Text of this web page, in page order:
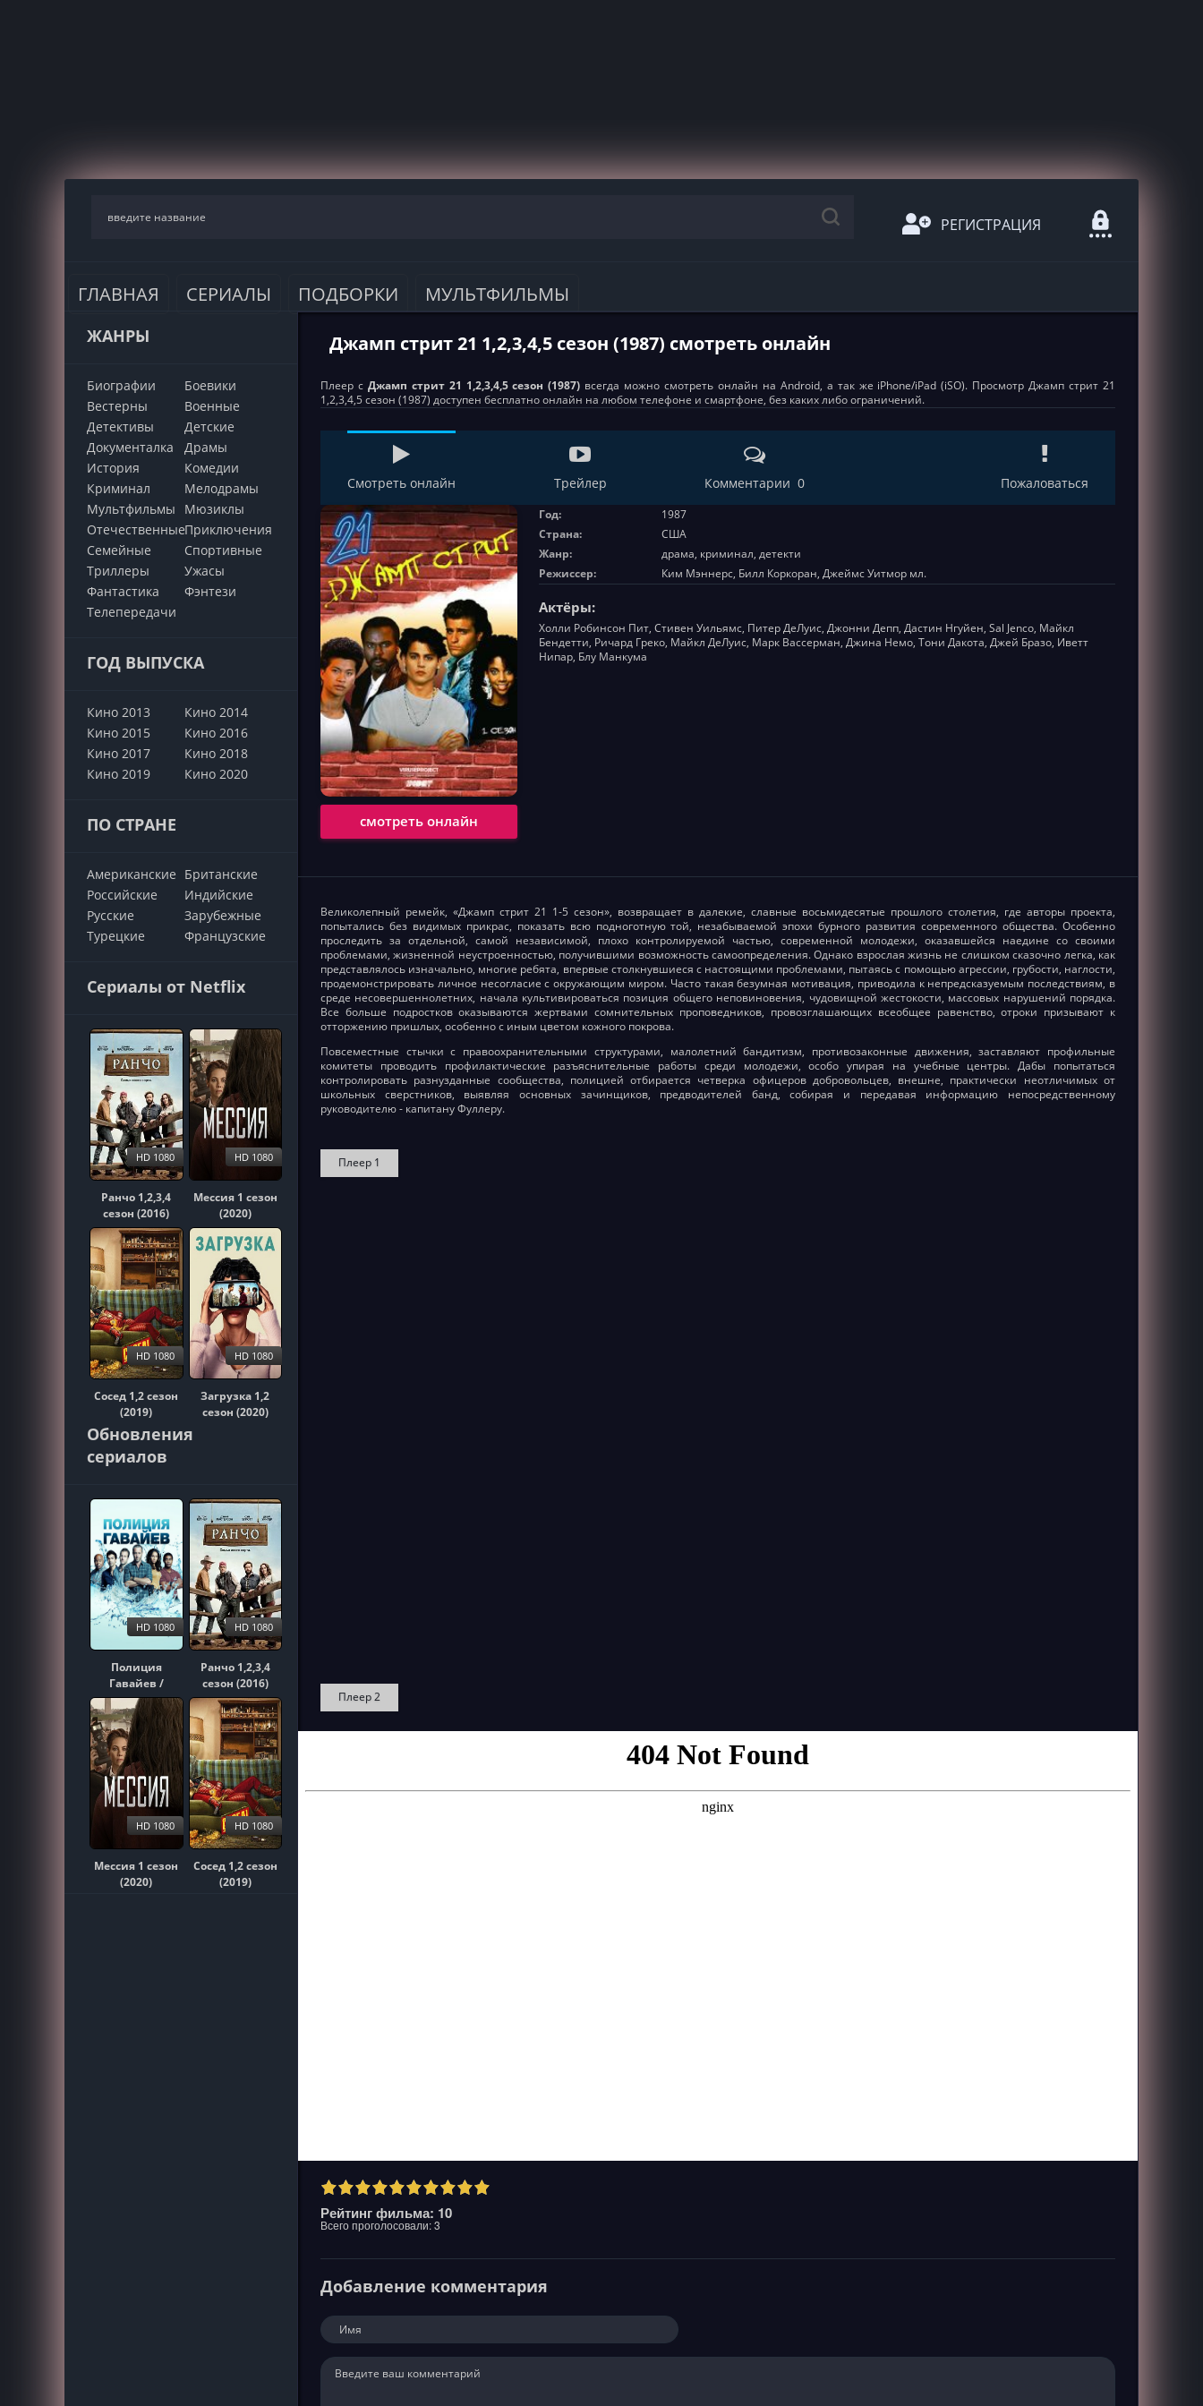
РЕГИСТРАЦИЯ
ГЛАВНАЯ СЕРИАЛЫ ПОДБОРКИ МУЛЬТФИЛЬМЫ
ЖАНРЫ
Биографии
Боевики
Вестерны
Военные
Детективы
Детские
Документалка
Драмы
История
Комедии
Криминал
Мелодрамы
Мультфильмы
Мюзиклы
ОтечественныеПриключения
Семейные
Cпортивные
Триллеры
Ужасы
Фантастика
Фэнтези
Телепередачи
ГОД ВЫПУСКА
Кино 2013
Кино 2014
Кино 2015
Кино 2016
Кино 2017
Кино 2018
Кино 2019
Кино 2020
ПО СТРАНЕ
Американские Британские
Российские
Индийские
Русские
Зарубежные
Турецкие
Французские
Сериалы от Netflix
Ранчо 1,2,3,4
сезон (2016)
HD 1080
Мессия 1 сезон
(2020)
HD 1080
Сосед 1,2 сезон
(2019)
HD 1080
Загрузка 1,2
сезон (2020)
HD 1080
Обновления
сериалов
Полиция
Гавайев /
Гавайи 5-0
1,2,3,4,5,6,7,8,9,10
сезон (2010)
HD 1080
Ранчо 1,2,3,4
сезон (2016)
HD 1080
Мессия 1 сезон
(2020)
HD 1080
Сосед 1,2 сезон
(2019)
HD 1080
Джамп стрит 21 1,2,3,4,5 сезон (1987) смотреть онлайн
Плеер с Джамп стрит 21 1,2,3,4,5 сезон (1987) всегда можно смотреть онлайн на Android, а так же iPhone/iPad (iSO). Просмотр Джамп стрит 21
1,2,3,4,5 сезон (1987) доступен бесплатно онлайн на любом телефоне и смартфоне, без каких либо ограничений.
Смотреть онлайн Трейлер Комментарии 0 Пожаловаться
смотреть онлайн
Год:
1987
Страна:
США
Жанр:
драма, криминал, детекти
Режиссер:
Ким Мэннерс, Билл Коркоран, Джеймс Уитмор мл.
Актёры:
Холли Робинсон Пит, Стивен Уильямс, Питер ДеЛуис, Джонни Депп, Дастин Нгуйен, Sal Jenco, Майкл
Бендетти, Ричард Греко, Майкл ДеЛуис, Марк Вассерман, Джина Немо, Тони Дакота, Джей Бразо, Иветт
Нипар, Блу Манкума
Великолепный ремейк, «Джамп стрит 21 1-5 сезон», возвращает в далекие, славные восьмидесятые прошлого столетия, где авторы проекта,
попытались без видимых прикрас, показать всю подноготную той, незабываемой эпохи бурного развития современного общества. Особенно
проследить за отдельной, самой независимой, плохо контролируемой частью, современной молодежи, оказавшейся наедине со своими
проблемами, жизненной неустроенностью, получившими возможность самоопределения. Однако взрослая жизнь не слишком сказочно легка, как
представлялось изначально, многие ребята, впервые столкнувшиеся с настоящими проблемами, пытаясь с помощью агрессии, грубости, наглости,
продемонстрировать личное несогласие с окружающим миром. Часто такая безумная мотивация, приводила к непредсказуемым последствиям, в
среде несовершеннолетних, начала культивироваться позиция общего неповиновения, чудовищной жестокости, массовых нарушений порядка.
Все больше подростков оказываются жертвами сомнительных проповедников, провозглашающих всеобщее равенство, отроки призывают к
отторжению пришлых, особенно с иным цветом кожного покрова.
Повсеместные стычки с правоохранительными структурами, малолетний бандитизм, противозаконные движения, заставляют профильные
комитеты проводить профилактические разъяснительные работы среди молодежи, особо упирая на учебные центры. Дабы попытаться
контролировать разнузданные сообщества, полицией отбирается четверка офицеров добровольцев, внешне, практически неотличимых от
школьных сверстников, выявляя основных зачинщиков, предводителей банд, собирая и передавая информацию непосредственному
руководителю - капитану Фуллеру.
Плеер 1
Плеер 2
Рейтинг фильма: 10
Всего проголосовали:3
Добавление комментария